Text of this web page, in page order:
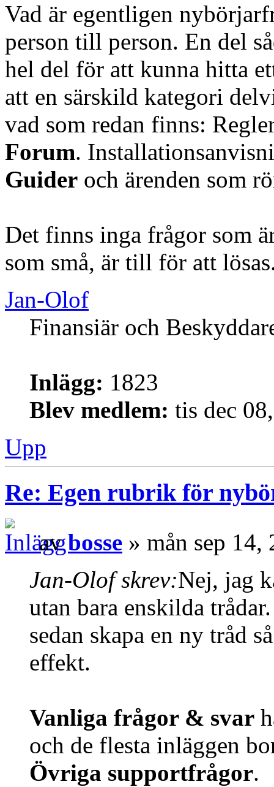
Vad är egentligen
person till person. En del
hel del för att kunna hitta
att en särskild kategori
vad som redan finns:
Forum.
Guider och ärenden som
Det finns inga frågor som
som små, är till för att
Jan-Olof
Finansiär och
Inlägg: 1823
Blev medlem: tis dec
Upp
Re: Egen rubrik för
avbosse » mån sep 14,
Jan-Olof skrev:Nej, jag
utan bara enskilda
sedan skapa en ny tråd
effekt.
Vanliga frågor & svar
och de flesta inläggen
Övriga supportfrågor.